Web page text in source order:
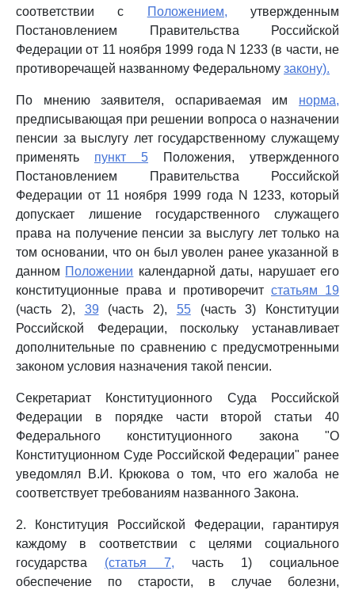
соответствии с
Положением, утвержденным
Постановлением Правительства Российской
Федерации от 11 ноября 1999 года N 1233 (в части, не
противоречащей названному Федеральному закону).
По мнению заявителя, оспариваемая им норма,
предписывающая при решении вопроса о назначении
пенсии за выслугу лет государственному служащему
применять пункт 5 Положения, утвержденного
Постановлением Правительства Российской
Федерации от 11 ноября 1999 года N 1233, который
допускает лишение государственного служащего
права на получение пенсии за выслугу лет только на
том основании, что он был уволен ранее указанной в
данном Положении календарной даты, нарушает его
конституционные права и противоречит статьям 19
(часть 2), 39 (часть 2), 55(часть 3) Конституции
Российской Федерации, поскольку устанавливает
дополнительные по сравнению с предусмотренными
законом условия назначения такой пенсии.
Секретариат Конституционного Суда Российской
Федерации в порядке части второй статьи 40
Федерального конституционного закона "О
Конституционном Суде Российской Федерации" ранее
уведомлял В.И. Крюкова о том, что его жалоба не
соответствует требованиям названного Закона.
2. Конституция Российской Федерации, гарантируя
каждому в соответствии с целями социального
государства (статья 7, часть 1) социальное
обеспечение по старости, в случае болезни,